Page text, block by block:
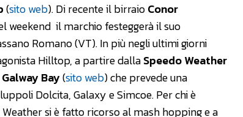
(sito web). Di recente il birraioConor
weekend il marchio festeggerà il suo
Romano (VT). In più negli ultimi giorni
Hilltop, a partire dallaSpeedo Weather
Galway Bay(sito web) che prevede una
Dolcita, Galaxy e Simcoe. Per chi è
si è fatto ricorso al mash hopping e a